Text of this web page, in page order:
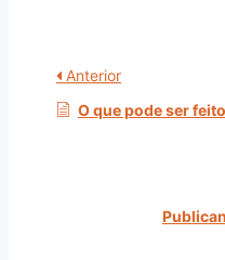
Anterior
O que pode ser feito